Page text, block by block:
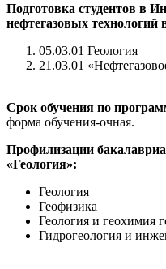
Подготовка студентов в
нефтегазовых технологий
05.03.01 Геология
21.03.01
Срок обучения по
форма обучения-очная.
Профилизации
«Геология»:
Геология
Геофизика
Геология и геохимия
Гидрогеология и